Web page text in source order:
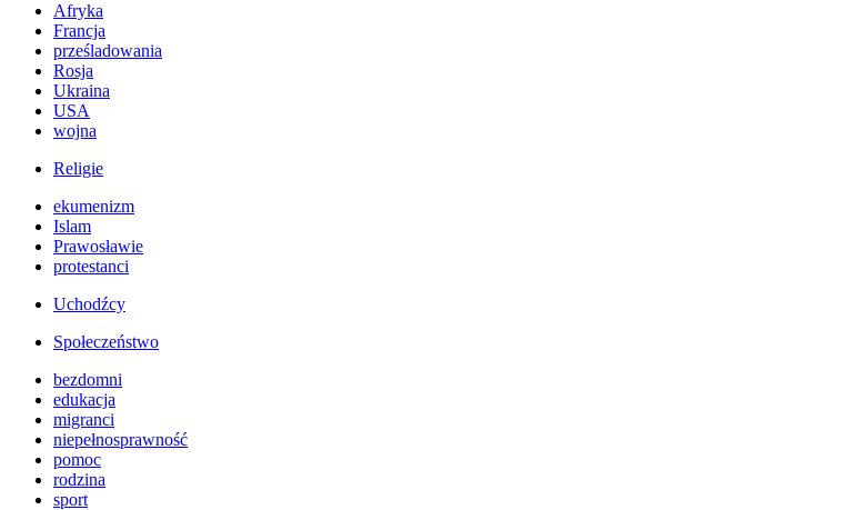
Afryka
Francja
prześladowania
Rosja
Ukraina
USA
wojna
Religie
ekumenizm
Islam
Prawosławie
protestanci
Uchodźcy
Społeczeństwo
bezdomni
edukacja
migranci
niepełnosprawność
pomoc
rodzina
sport